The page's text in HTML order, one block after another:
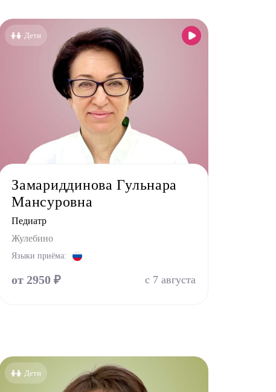
Дети
Замариддинова Гульнара
Мансуровна
Педиатр
Жулебино
Языки приёма:
от 2950 ₽ с 7 августа
Дети